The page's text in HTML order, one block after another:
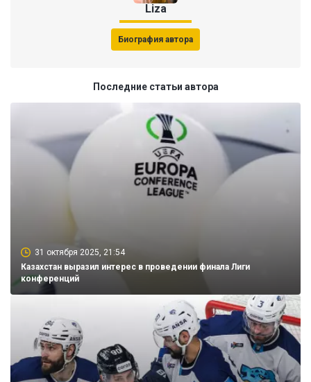
Liza
Биография автора
Последние статьи автора
31 октября 2025, 21:54
Казахстан выразил интерес в проведении финала Лиги
конференций